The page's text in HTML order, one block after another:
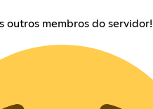
outros membros do servidor!